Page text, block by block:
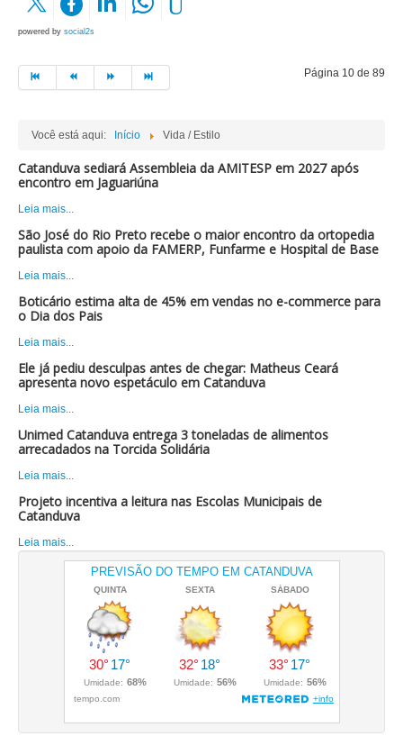
powered by social2s
Página 10 de 89
Você está aqui: Início Vida / Estilo
Catanduva sediará Assembleia da AMITESP em 2027 após
encontro em Jaguariúna
Leia mais...
São José do Rio Preto recebe o maior encontro da ortopedia
paulista com apoio da FAMERP, Funfarme e Hospital de Base
Leia mais...
Boticário estima alta de 45% em vendas no e-commerce para
o Dia dos Pais
Leia mais...
Ele já pediu desculpas antes de chegar: Matheus Ceará
apresenta novo espetáculo em Catanduva
Leia mais...
Unimed Catanduva entrega 3 toneladas de alimentos
arrecadados na Torcida Solidária
Leia mais...
Projeto incentiva a leitura nas Escolas Municipais de
Catanduva
Leia mais...